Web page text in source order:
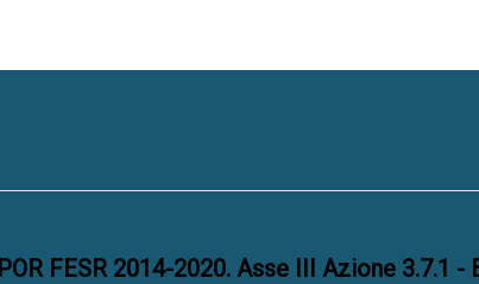
POR FESR 2014-2020. Asse III Azione 3.7.1 -